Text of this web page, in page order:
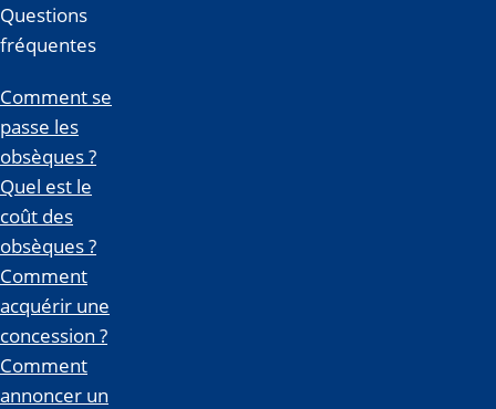
Questions
fréquentes
Comment se
passe les
obsèques ?
Quel est le
coût des
obsèques ?
Comment
acquérir une
concession ?
Comment
annoncer un